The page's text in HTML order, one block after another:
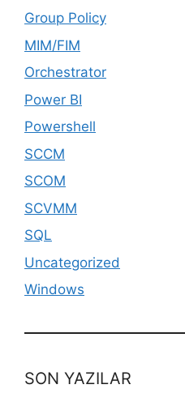
Group Policy
MIM/FIM
Orchestrator
Power BI
Powershell
SCCM
SCOM
SCVMM
SQL
Uncategorized
Windows
SON YAZILAR